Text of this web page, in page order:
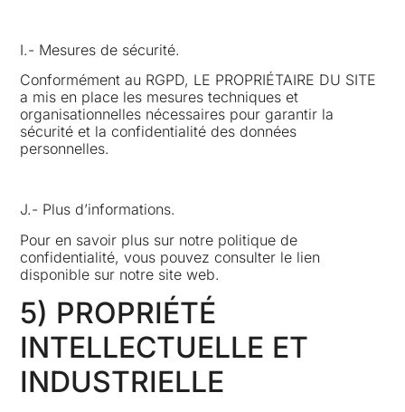
I.- Mesures de sécurité.
Conformément au RGPD, LE PROPRIÉTAIRE DU SITE
a mis en place les mesures techniques et
organisationnelles nécessaires pour garantir la
sécurité et la confidentialité des données
personnelles.
J.- Plus d’informations.
Pour en savoir plus sur notre politique de
confidentialité, vous pouvez consulter le lien
disponible sur notre site web.
5) PROPRIÉTÉ
INTELLECTUELLE ET
INDUSTRIELLE